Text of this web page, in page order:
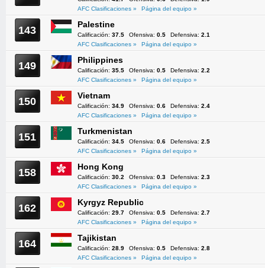
AFC Clasificaciones »
Página del equipo »
143 Palestine
Calificación: 37.5 Ofensiva: 0.5 Defensiva: 2.1
AFC Clasificaciones »
Página del equipo »
149 Philippines
Calificación: 35.5 Ofensiva: 0.5 Defensiva: 2.2
AFC Clasificaciones »
Página del equipo »
150 Vietnam
Calificación: 34.9 Ofensiva: 0.6 Defensiva: 2.4
AFC Clasificaciones »
Página del equipo »
151 Turkmenistan
Calificación: 34.5 Ofensiva: 0.6 Defensiva: 2.5
AFC Clasificaciones »
Página del equipo »
158 Hong Kong
Calificación: 30.2 Ofensiva: 0.3 Defensiva: 2.3
AFC Clasificaciones »
Página del equipo »
162 Kyrgyz Republic
Calificación: 29.7 Ofensiva: 0.5 Defensiva: 2.7
AFC Clasificaciones »
Página del equipo »
164 Tajikistan
Calificación: 28.9 Ofensiva: 0.5 Defensiva: 2.8
AFC Clasificaciones »
Página del equipo »